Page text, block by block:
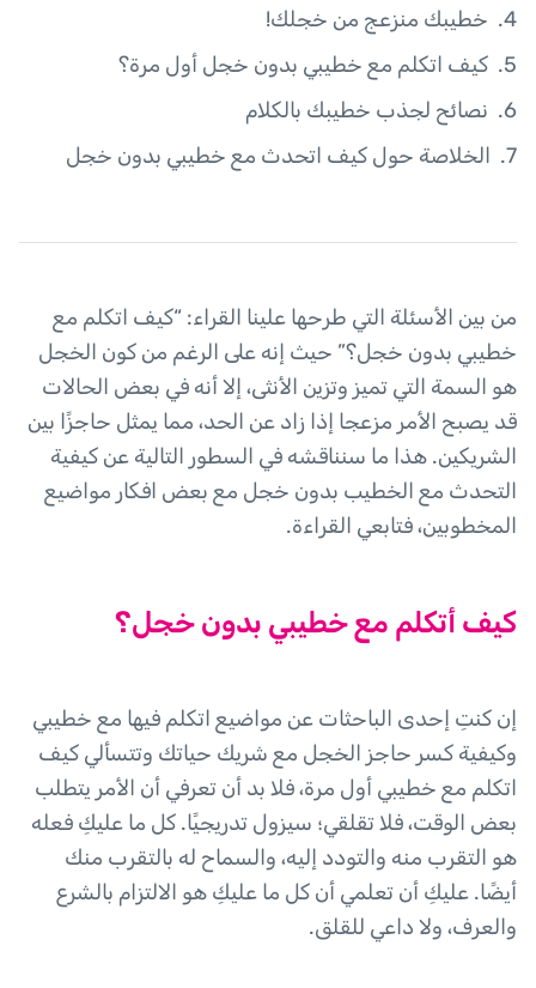
خطيبك منزعج من خجلك!
كيف اتكلم مع خطيبي بدون خجل أول مرة؟
نصائح لجذب خطيبك بالكلام
الخلاصة حول كيف اتحدث مع خطيبي بدون خجل
من بين الأسئلة التي طرحها علينا القراء: “كيف اتكلم مع
خطيبي بدون خجل؟” حيث إنه على الرغم من كون الخجل
هو السمة التي تميز وتزين الأنثى، إلا أنه في بعض الحالات
قد يصبح الأمر مزعجا إذا زاد عن الحد، مما يمثل حاجزًا بين
الشريكين. هذا ما سنناقشه في السطور التالية عن كيفية
التحدث مع الخطيب بدون خجل مع بعض افكار مواضيع
المخطوبين، فتابعي القراءة.
كيف أتكلم مع خطيبي بدون خجل؟
إن كنتِ إحدى الباحثات عن مواضيع اتكلم فيها مع خطيبي
وكيفية كسر حاجز الخجل مع شريك حياتك وتتسألي كيف
اتكلم مع خطيبي أول مرة، فلا بد أن تعرفي أن الأمر يتطلب
بعض الوقت، فلا تقلقي؛ سيزول تدريجيًا. كل ما عليكِ فعله
هو التقرب منه والتودد إليه، والسماح له بالتقرب منك
أيضًا. عليكِ أن تعلمي أن كل ما عليكِ هو الالتزام بالشرع
والعرف، ولا داعي للقلق.